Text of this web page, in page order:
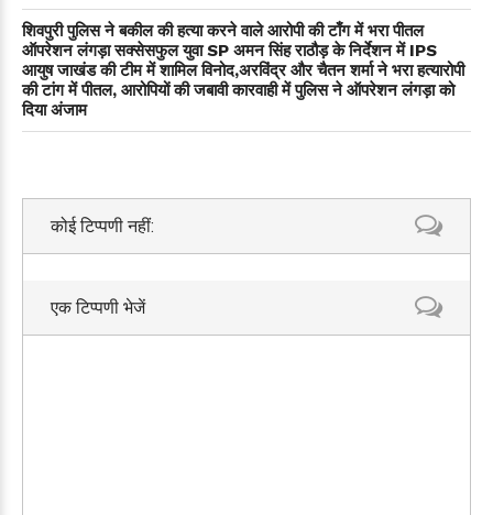
शिवपुरी पुलिस ने बकील की हत्या करने वाले आरोपी की टाँग में भरा पीतल
ऑपरेशन लंगड़ा सक्सेसफुल युवा SP अमन सिंह राठौड़ के निर्देशन में IPS
आयुष जाखंड की टीम में शामिल विनोद,अरविंद्र और चैतन शर्मा ने भरा हत्यारोपी
की टांग में पीतल, आरोपियों की जबावी कारवाही में पुलिस ने ऑपरेशन लंगड़ा को
दिया अंजाम
कोई टिप्पणी नहीं:
एक टिप्पणी भेजें